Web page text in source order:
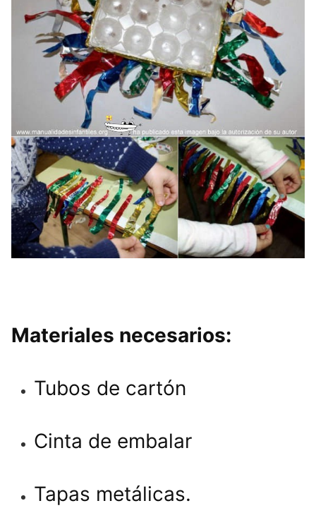
Materiales necesarios:
Tubos de cartón
Cinta de embalar
Tapas metálicas.